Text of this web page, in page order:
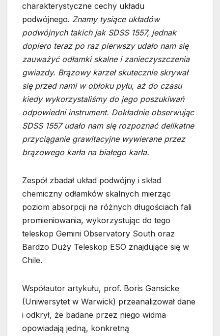
charakterystyczne cechy układu
podwójnego. Znamy tysiące układów
podwójnych takich jak SDSS 1557, jednak
dopiero teraz po raz pierwszy udało nam się
zauważyć odłamki skalne i zanieczyszczenia
gwiazdy. Brązowy karzeł skutecznie skrywał
się przed nami w obłoku pyłu, aż do czasu
kiedy wykorzystaliśmy do jego poszukiwań
odpowiedni instrument. Dokładnie obserwując
SDSS 1557 udało nam się rozpoznać delikatne
przyciąganie grawitacyjne wywierane przez
brązowego karła na białego karła.
Zespół zbadał układ podwójny i skład
chemiczny odłamków skalnych mierząc
poziom absorpcji na różnych długościach fali
promieniowania, wykorzystując do tego
teleskop Gemini Observatory South oraz
Bardzo Duży Teleskop ESO znajdujące się w
Chile.
Współautor artykułu, prof. Boris Gansicke
(Uniwersytet w Warwick) przeanalizował dane
i odkrył, że badane przez niego widma
opowiadają jedną, konkretną